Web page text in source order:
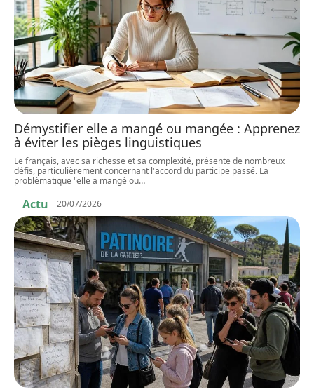
Démystifier elle a mangé ou mangée : Apprenez
à éviter les pièges linguistiques
Le français, avec sa richesse et sa complexité, présente de nombreux
défis, particulièrement concernant l'accord du participe passé. La
problématique "elle a mangé ou…
Actu 20/07/2026